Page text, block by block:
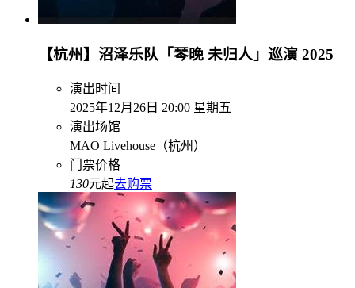
【杭州】沼泽乐队「琴晚 未归人」巡演 2025
演出时间
2025年12月26日 20:00 星期五
演出场馆
MAO Livehouse（杭州）
门票价格
130元起去购票